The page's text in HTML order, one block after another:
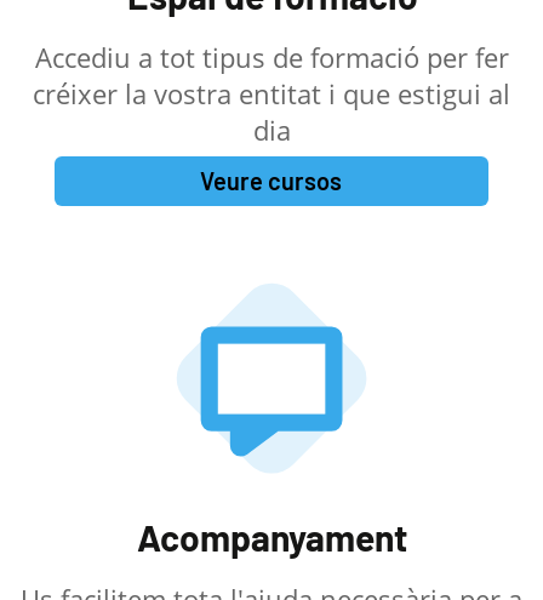
Accediu a tot tipus de formació per fer
créixer la vostra entitat i que estigui al
dia
Veure cursos
Acompanyament